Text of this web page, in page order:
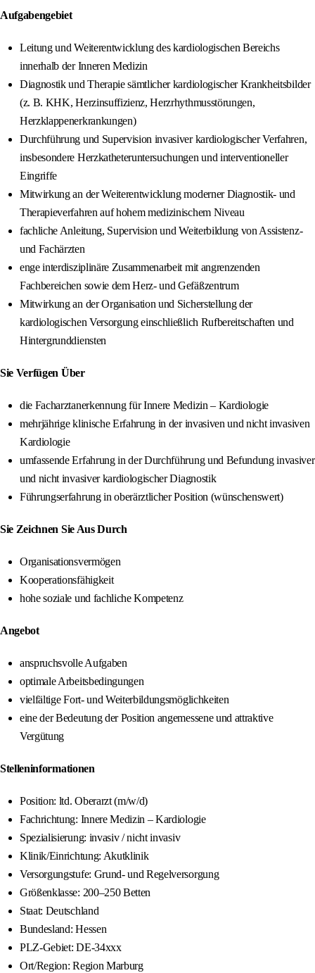
Aufgabengebiet
Leitung und Weiterentwicklung des kardiologischen Bereichs
innerhalb der Inneren Medizin
Diagnostik und Therapie sämtlicher kardiologischer Krankheitsbilder
(z. B. KHK, Herzinsuffizienz, Herzrhythmusstörungen,
Herzklappenerkrankungen)
Durchführung und Supervision invasiver kardiologischer Verfahren,
insbesondere Herzkatheteruntersuchungen und interventioneller
Eingriffe
Mitwirkung an der Weiterentwicklung moderner Diagnostik- und
Therapieverfahren auf hohem medizinischem Niveau
fachliche Anleitung, Supervision und Weiterbildung von Assistenz-
und Fachärzten
enge interdisziplinäre Zusammenarbeit mit angrenzenden
Fachbereichen sowie dem Herz- und Gefäßzentrum
Mitwirkung an der Organisation und Sicherstellung der
kardiologischen Versorgung einschließlich Rufbereitschaften und
Hintergrunddiensten
Sie Verfügen Über
die Facharztanerkennung für Innere Medizin – Kardiologie
mehrjährige klinische Erfahrung in der invasiven und nicht invasiven
Kardiologie
umfassende Erfahrung in der Durchführung und Befundung invasiver
und nicht invasiver kardiologischer Diagnostik
Führungserfahrung in oberärztlicher Position (wünschenswert)
Sie Zeichnen Sie Aus Durch
Organisationsvermögen
Kooperationsfähigkeit
hohe soziale und fachliche Kompetenz
Angebot
anspruchsvolle Aufgaben
optimale Arbeitsbedingungen
vielfältige Fort- und Weiterbildungsmöglichkeiten
eine der Bedeutung der Position angemessene und attraktive
Vergütung
Stelleninformationen
Position: ltd. Oberarzt (m/w/d)
Fachrichtung: Innere Medizin – Kardiologie
Spezialisierung: invasiv / nicht invasiv
Klinik/Einrichtung: Akutklinik
Versorgungstufe: Grund- und Regelversorgung
Größenklasse: 200–250 Betten
Staat: Deutschland
Bundesland: Hessen
PLZ-Gebiet: DE-34xxx
Ort/Region: Region Marburg